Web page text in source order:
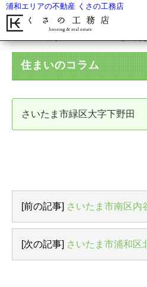
浦和エリアの不動産 くさの工務店
住まいのコラム
さいたま市緑区大字下野田
[前の記事] さいたま市南区内
[次の記事] さいたま市浦和区